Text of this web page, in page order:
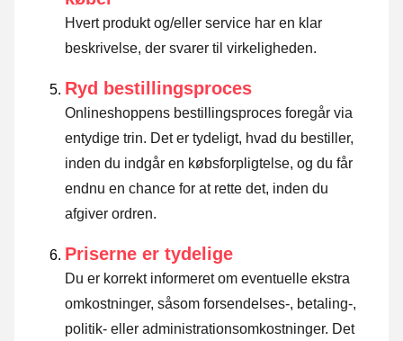
Hvert produkt og/eller service har en klar
beskrivelse, der svarer til virkeligheden.
Ryd bestillingsproces
Onlineshoppens bestillingsproces foregår via
entydige trin. Det er tydeligt, hvad du bestiller,
inden du indgår en købsforpligtelse, og du får
endnu en chance for at rette det, inden du
afgiver ordren.
Priserne er tydelige
Du er korrekt informeret om eventuelle ekstra
omkostninger, såsom forsendelses-, betaling-,
politik- eller administrationsomkostninger. Det